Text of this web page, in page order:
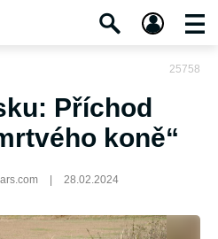
25758
Příchod
koně“
28.02.2024